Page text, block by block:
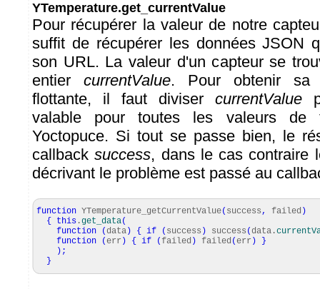
YTemperature.get_currentValue
Pour récupérer la valeur de notre
suffit de récupérer les données JSON
son URL. La valeur d'un capteur se
entier currentValue. Pour obtenir sa
flottante, il faut diviser currentValue
valable pour toutes les valeurs de
Yoctopuce. Si tout se passe bien, le
callbacksuccess, dans le cas contraire
décrivant le problème est passé au
function YTemperature_getCurrentValue( success, failed )
{
this .get_data(
function
(data ) { if ( success ) success (data.
function
(err ) { if ( failed ) failed (err )
}
) ;
}